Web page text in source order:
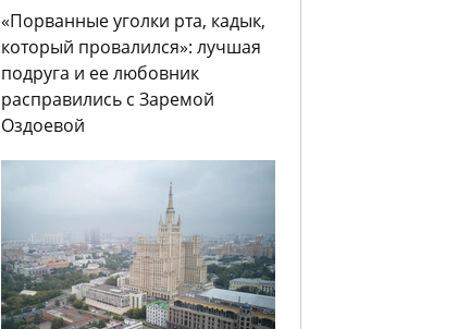
«Порванные уголки рта, кадык,
который провалился»: лучшая
подруга и ее любовник
расправились с Заремой
Оздоевой